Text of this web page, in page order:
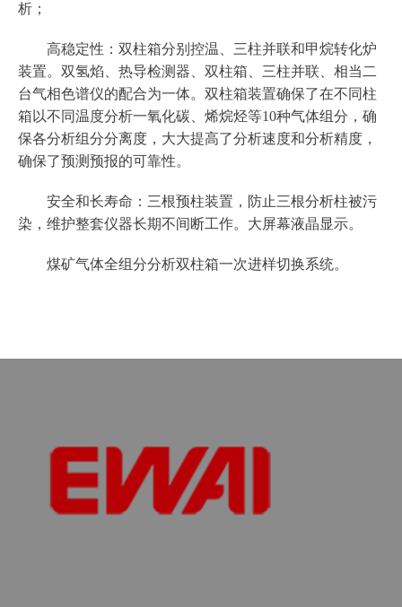
析；
高稳定性：双柱箱分别控温、三柱并联和甲烷转化炉
装置。双氢焰、热导检测器、双柱箱、三柱并联、相当二
台气相色谱仪的配合为一体。双柱箱装置确保了在不同柱
箱以不同温度分析一氧化碳、烯烷烃等10种气体组分，确
保各分析组分分离度，大大提高了分析速度和分析精度，
确保了预测预报的可靠性。
安全和长寿命：三根预柱装置，防止三根分析柱被污
染，维护整套仪器长期不间断工作。大屏幕液晶显示。
煤矿气体全组分分析双柱箱一次进样切换系统。